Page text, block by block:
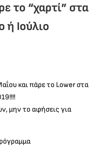
το “χαρτί” στα
ή Ιούλιο
και πάρε το Lower στα
μην το αφήσεις για